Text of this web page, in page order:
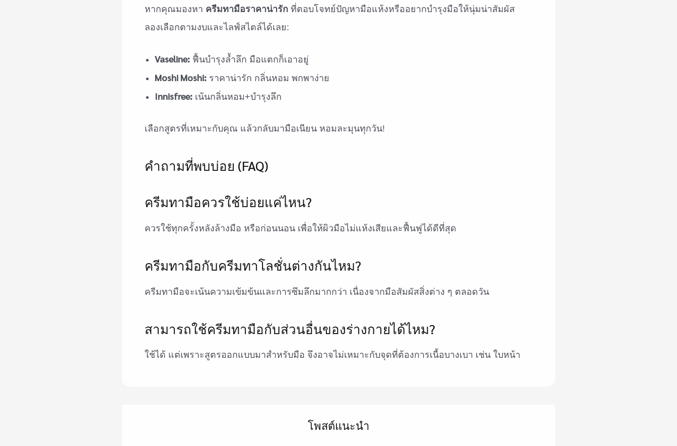
หากคุณมองหา ครีมทามือราคาน่ารัก ที่ตอบโจทย์ปัญหามือแห้งหรืออยากบำรุงมือให้นุ่มน่าสัมผัส
ลองเลือกตามงบและไลฟ์สไตล์ได้เลย:
Vaseline: ฟื้นบำรุงล้ำลึก มือแตกก็เอาอยู่
Moshi Moshi: ราคาน่ารัก กลิ่นหอม พกพาง่าย
Innisfree: เน้นกลิ่นหอม+บำรุงลึก
เลือกสูตรที่เหมาะกับคุณ แล้วกลับมามือเนียน หอมละมุนทุกวัน!
คำถามที่พบบ่อย (FAQ)
ครีมทามือควรใช้บ่อยแค่ไหน?
ควรใช้ทุกครั้งหลังล้างมือ หรือก่อนนอน เพื่อให้ผิวมือไม่แห้งเสียและฟื้นฟูได้ดีที่สุด
ครีมทามือกับครีมทาโลชั่นต่างกันไหม?
ครีมทามือจะเน้นความเข้มข้นและการซึมลึกมากกว่า เนื่องจากมือสัมผัสสิ่งต่าง ๆ ตลอดวัน
สามารถใช้ครีมทามือกับส่วนอื่นของร่างกายได้ไหม?
ใช้ได้ แต่เพราะสูตรออกแบบมาสำหรับมือ จึงอาจไม่เหมาะกับจุดที่ต้องการเนื้อบางเบา เช่น ใบหน้า
โพสต์แนะนำ